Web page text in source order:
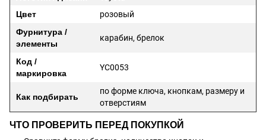
Цвет
розовый
Фурнитура /
элементы
карабин, брелок
Код /
маркировка
YC0053
Как подбирать
по форме ключа, кнопкам, размеру и
отверстиям
ЧТО ПРОВЕРИТЬ ПЕРЕД ПОКУПКОЙ